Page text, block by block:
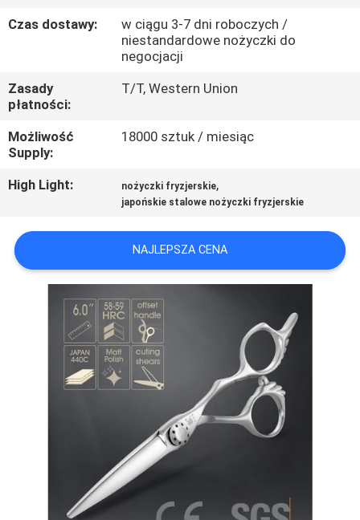
Z
POPROSIĆ
O
WYCENĘ
PRIVACY
POLICY
Czas dostawy:
w ciągu 3-7 dni roboczych /
niestandardowe nożyczki do
negocjacji
Zasady
płatności:
T/T, Western Union
Możliwość
Supply:
18000 sztuk / miesiąc
High Light: nożyczki fryzjerskie,
japońskie stalowe nożyczki fryzjerskie
NAJLEPSZA CENA